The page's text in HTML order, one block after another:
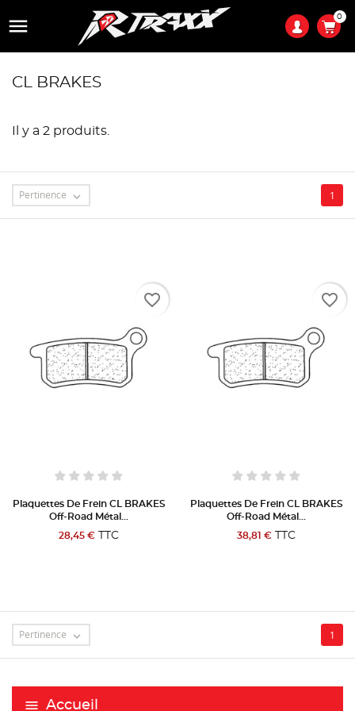
 0
CL BRAKES
Accueil
Il y a 2 produits.
Pertinence  1
Plaquettes De Frein CL BRAKES
Off-Road Métal...
28,45 €
TTC
favorite_border
Plaquettes De Frein CL BRAKES
Off-Road Métal...
38,81 €
TTC
favorite_border
Pertinence  1
MES LISTES
((MODALTITLE))
((confirmMessage))
CRÉER UNE LISTE D'ENVIES
CONNEXION
à votre liste d'envies.